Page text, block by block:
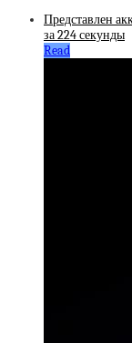
Представлен
за 224 секунды
Read